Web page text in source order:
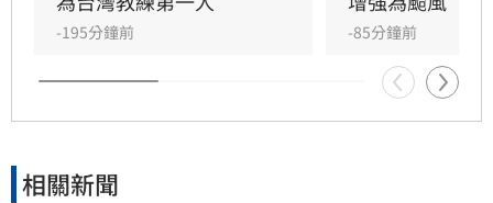
-195分鐘前 -85分鐘前
相關新聞